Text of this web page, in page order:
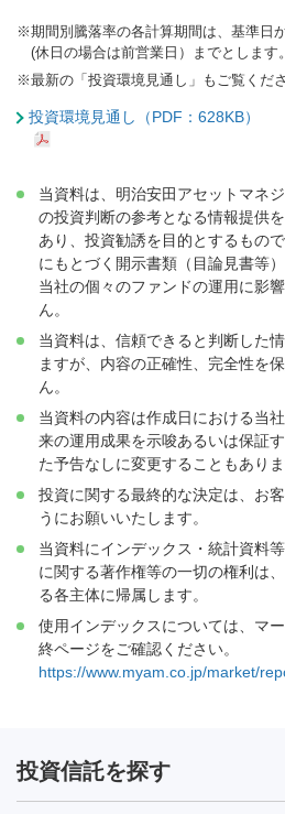
※期間別騰落率の各計算期間は、基準日
(休日の場合は前営業日）までとします。
※最新の「投資環境見通し」もご覧くださ
投資環境見通し（PDF：628KB）
当資料は、明治安田アセットマネ
の投資判断の参考となる情報提供
あり、投資勧誘を目的とするもの
にもとづく開示書類（目論見書等
当社の個々のファンドの運用に影
ん。
当資料は、信頼できると判断した
ますが、内容の正確性、完全性を
ん。
当資料の内容は作成日における当
来の運用成果を示唆あるいは保証
た予告なしに変更することもありま
投資に関する最終的な決定は、お
うにお願いいたします。
当資料にインデックス・統計資料
に関する著作権等の一切の権利は
る各主体に帰属します。
使用インデックスについては、マ
終ページをご確認ください。
https://www.myam.co.jp/market/
投資信託を探す